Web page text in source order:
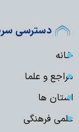
دسترسی
خانه
مراجع و علما
استان ها
علمی فرهنگی